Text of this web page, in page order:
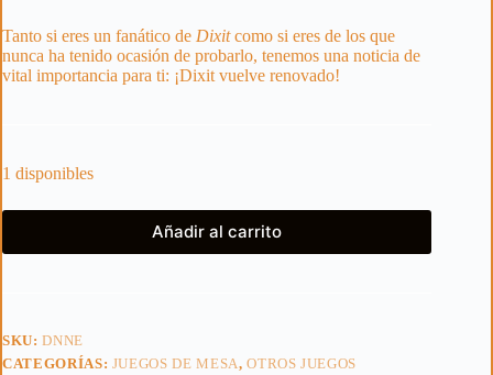
Tanto si eres un fanático de Dixitcomo si eres de los que
nunca ha tenido ocasión de probarlo, tenemos una noticia de
vital importancia para ti: ¡Dixit vuelve renovado!
1 disponibles
Añadir al carrito
SKU:DNNE
CATEGORÍAS: JUEGOS DE MESA,OTROS JUEGOS